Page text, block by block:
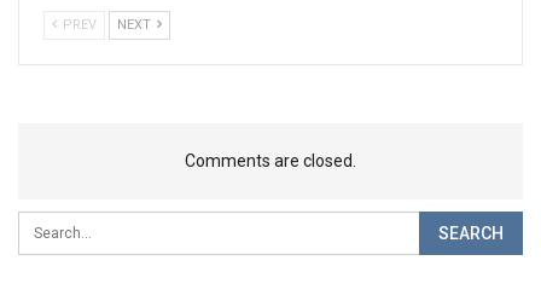
PREV NEXT
Comments are closed.